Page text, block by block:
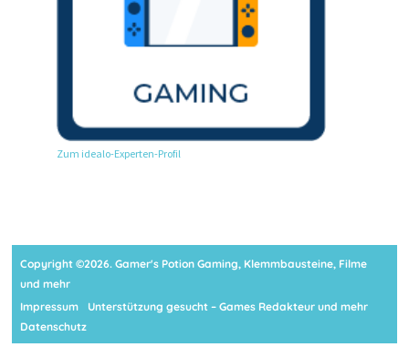
Zum idealo-Experten-Profil
Copyright ©2026. Gamer's Potion Gaming, Klemmbausteine, Filme
und mehr
Impressum
Unterstützung gesucht – Games Redakteur und mehr
Datenschutz